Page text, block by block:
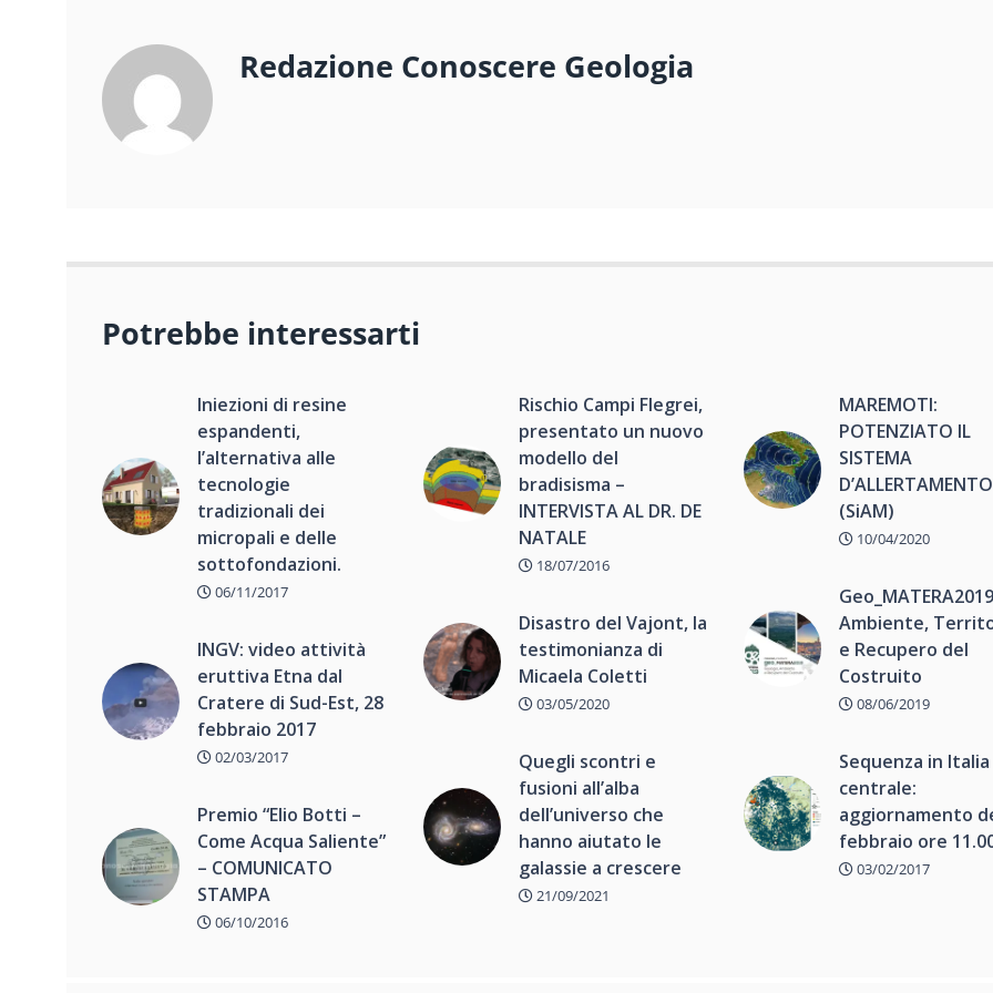
Redazione Conoscere Geologia
Potrebbe interessarti
Iniezioni di resine
espandenti,
l’alternativa alle
tecnologie
tradizionali dei
micropali e delle
sottofondazioni.
06/11/2017
INGV: video attività
eruttiva Etna dal
Cratere di Sud-Est, 28
febbraio 2017
02/03/2017
Premio “Elio Botti –
Come Acqua Saliente”
– COMUNICATO
STAMPA
06/10/2016
Rischio Campi Flegrei,
presentato un nuovo
modello del
bradisisma –
INTERVISTA AL DR. DE
NATALE
18/07/2016
Disastro del Vajont, la
testimonianza di
Micaela Coletti
03/05/2020
Quegli scontri e
fusioni all’alba
dell’universo che
hanno aiutato le
galassie a crescere
21/09/2021
MAREMOTI:
POTENZIATO IL
SISTEMA
D’ALLERTAMENTO
(SiAM)
10/04/2020
Ambiente,
e Recupero del
Costruito
08/06/2019
Sequenza in Italia
centrale:
aggiornamento
febbraio ore
03/02/2017